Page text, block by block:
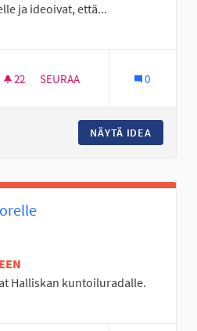
ja ideoivat, että...
Eteläinen Seinäjoki
22 22 SEURAAJAA
SEURAA 0
NÄYTÄ IDEA
Halliskan kuntoiluradalle.
Läntinen Seinäjoki